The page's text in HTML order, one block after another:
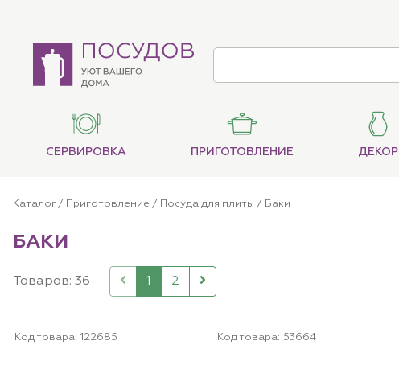
СЕРВИРОВКА ПРИГОТОВЛЕНИЕ ДЕКОР
Каталог/ Приготовление / Посуда для плиты / Баки
БАКИ
Товаров: 36 1 2
Код товара: 122685 Код товара: 53664